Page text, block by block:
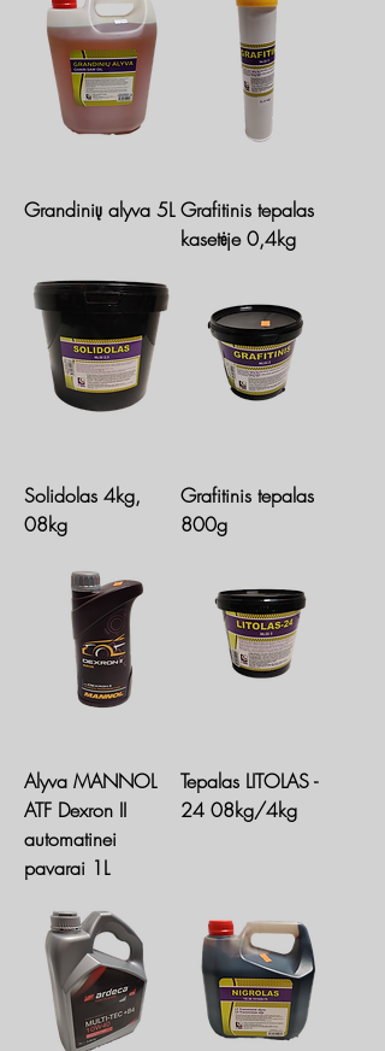
Grandinių alyva 5L Grafitinis tepalas
kasetėje 0,4kg
Solidolas 4kg,
08kg
Grafitinis tepalas
800g
Alyva MANNOL
ATF Dexron II
automatinei
pavarai 1L
Tepalas LITOLAS -
24 08kg/4kg